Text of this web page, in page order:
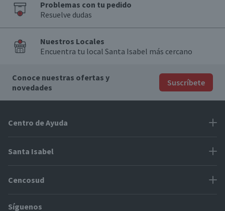
Problemas con tu pedido
Resuelve dudas
Nuestros Locales
Encuentra tu local Santa Isabel más cercano
Conoce nuestras ofertas y
novedades
Suscríbete
Centro de Ayuda
Problemas con tu pedido
Cómo modificar mis datos
Modos de entrega y cobertura
Santa Isabel
Proveedores
Cencosud
Paris
Síguenos